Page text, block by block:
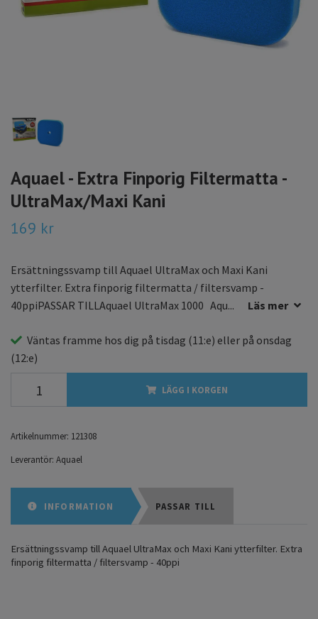
Aquael - Extra Finporig Filtermatta -
UltraMax/Maxi Kani
169 kr
Ersättningssvamp till Aquael UltraMax och Maxi Kani
ytterfilter. Extra finporig filtermatta / filtersvamp -
40ppiPASSAR TILLAquael UltraMax 1000 Aqu...
Läs mer
Väntas framme hos dig på tisdag (11:e) eller på onsdag
(12:e)
LÄGG I KORGEN
Artikelnummer: 121308
Leverantör: Aquael
INFORMATION PASSAR TILL
Ersättningssvamp till Aquael UltraMax och Maxi Kani ytterfilter. Extra
finporig filtermatta / filtersvamp - 40ppi